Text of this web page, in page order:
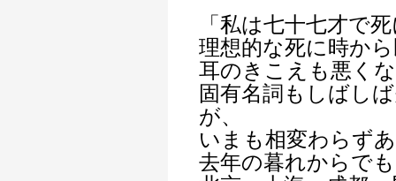
「私は七十七才で
理想的な死に時か
耳のきこえも悪く
固有名詞もしばし
が、
いまも相変わらず
去年の暮れからで